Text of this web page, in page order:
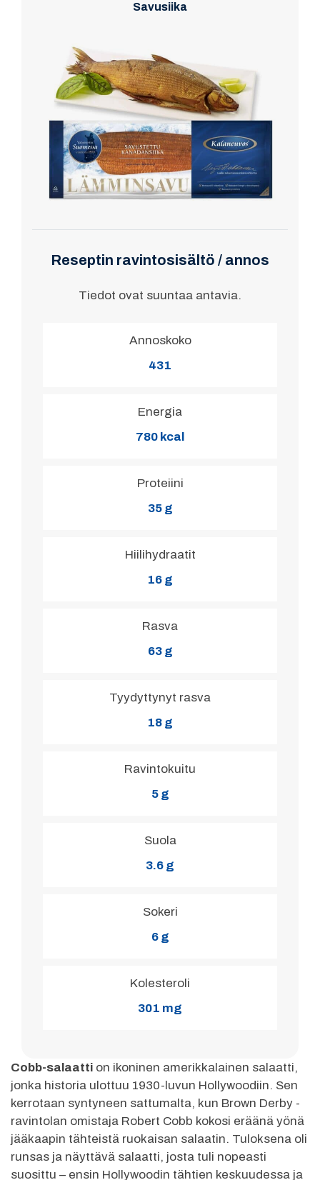
Savusiika
Reseptin ravintosisältö / annos
Tiedot ovat suuntaa antavia.
Annoskoko
431
Energia
780 kcal
Proteiini
35 g
Hiilihydraatit
16 g
Rasva
63 g
Tyydyttynyt rasva
18 g
Ravintokuitu
5 g
Suola
3.6 g
Sokeri
6 g
Kolesteroli
301 mg
Cobb-salaatti on ikoninen amerikkalainen salaatti,
jonka historia ulottuu 1930-luvun Hollywoodiin. Sen
kerrotaan syntyneen sattumalta, kun Brown Derby -
ravintolan omistaja Robert Cobb kokosi eräänä yönä
jääkaapin tähteistä ruokaisan salaatin. Tuloksena oli
runsas ja näyttävä salaatti, josta tuli nopeasti
suosittu – ensin Hollywoodin tähtien keskuudessa ja